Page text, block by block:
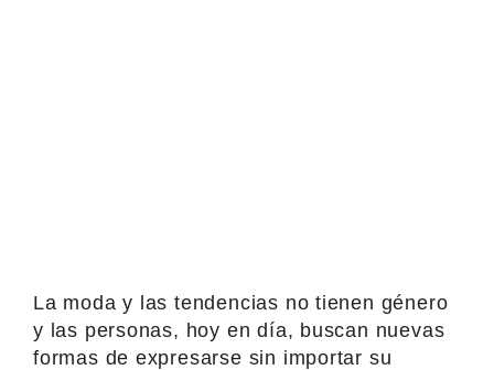
La moda y las tendencias no tienen género
y las personas, hoy en día, buscan nuevas
formas de expresarse sin importar su